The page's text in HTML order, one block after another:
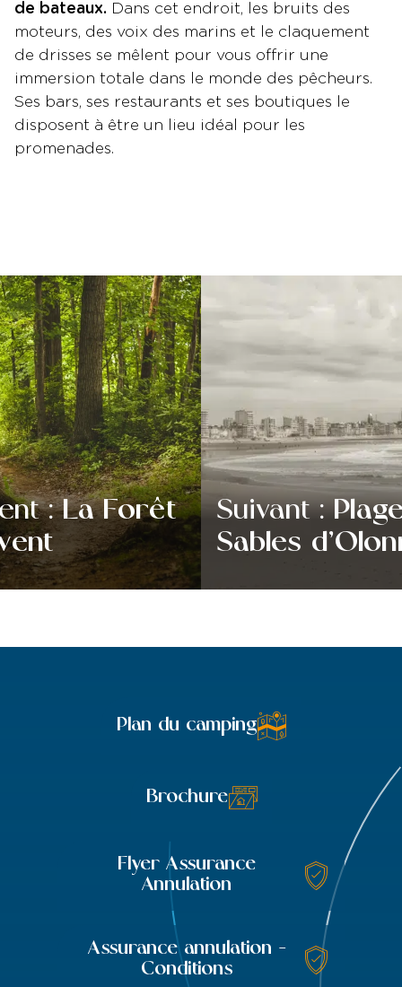
de bateaux. Dans cet endroit, les bruits des
moteurs, des voix des marins et le claquement
de drisses se mêlent pour vous offrir une
immersion totale dans le monde des pêcheurs.
Ses bars, ses restaurants et ses boutiques le
disposent à être un lieu idéal pour les
promenades.
:La Forêt Suivant :
Sables
Plan du camping
Brochure
Flyer Assurance
Annulation
Assurance annulation -
Conditions